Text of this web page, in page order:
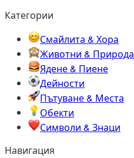
Категории
Смайлита & Хора
Животни & Природа
Ядене & Пиене
Дейности
Пътуване & Места
Обекти
Символи & Знаци
Навигация